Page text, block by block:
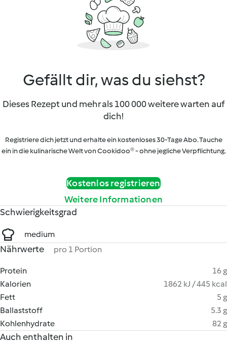
Gefällt dir, was du siehst?
Dieses Rezept und mehr als 100 000 weitere warten auf
dich!
Registriere dich jetzt und erhalte ein kostenloses 30-Tage Abo. Tauche
ein in die kulinarische Welt von Cookidoo® - ohne jegliche Verpflichtung.
Kostenlos registrieren
Weitere Informationen
Schwierigkeitsgrad
medium
Nährwerte pro 1 Portion
Protein
16 g
Kalorien
1862 kJ / 445 kcal
Fett
5 g
Ballaststoff
5.3 g
Kohlenhydrate
82 g
Auch enthalten in